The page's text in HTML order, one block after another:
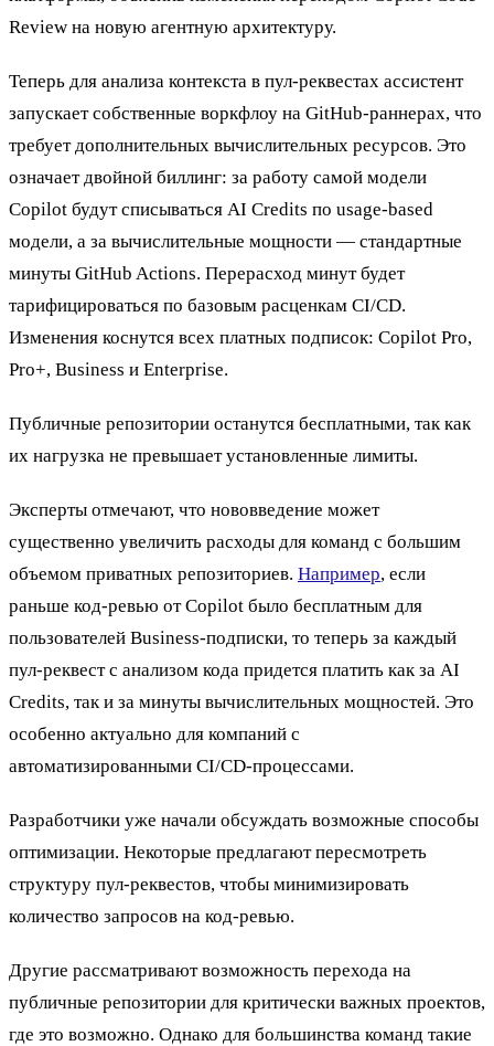
Review на новую агентную архитектуру.
Теперь для анализа контекста в пул-реквестах ассистент
запускает собственные воркфлоу на GitHub-раннерах, что
требует дополнительных вычислительных ресурсов. Это
означает двойной биллинг: за работу самой модели
Copilot будут списываться AI Credits по usage-based
модели, а за вычислительные мощности — стандартные
минуты GitHub Actions. Перерасход минут будет
тарифицироваться по базовым расценкам CI/CD.
Изменения коснутся всех платных подписок: Copilot Pro,
Pro+, Business и Enterprise.
Публичные репозитории останутся бесплатными, так как
их нагрузка не превышает установленные лимиты.
Эксперты отмечают, что нововведение может
существенно увеличить расходы для команд с большим
объемом приватных репозиториев. Например, если
раньше код-ревью от Copilot было бесплатным для
пользователей Business-подписки, то теперь за каждый
пул-реквест с анализом кода придется платить как за AI
Credits, так и за минуты вычислительных мощностей. Это
особенно актуально для компаний с
автоматизированными CI/CD-процессами.
Разработчики уже начали обсуждать возможные способы
оптимизации. Некоторые предлагают пересмотреть
структуру пул-реквестов, чтобы минимизировать
количество запросов на код-ревью.
Другие рассматривают возможность перехода на
публичные репозитории для критически важных проектов,
где это возможно. Однако для большинства команд такие